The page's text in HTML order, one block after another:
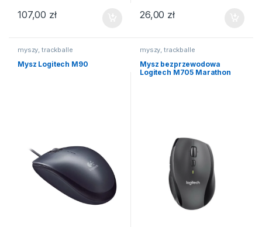
107,00 zł 26,00 zł
myszy, trackballe
Mysz Logitech M90
myszy, trackballe
Mysz bezprzewodowa
Logitech M705 Marathon